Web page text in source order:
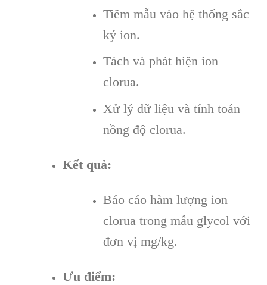
Tiêm mẫu vào hệ thống sắc
ký ion.
Tách và phát hiện ion
clorua.
Xử lý dữ liệu và tính toán
nồng độ clorua.
Kết quả:
Báo cáo hàm lượng ion
clorua trong mẫu glycol với
đơn vị mg/kg.
Ưu điểm: